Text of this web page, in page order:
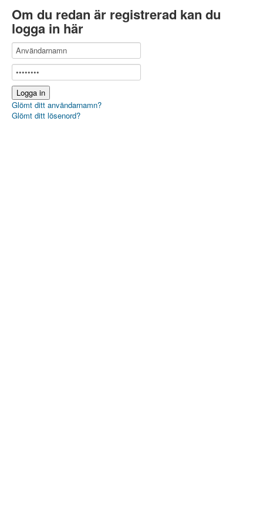
Om du redan är registrerad kan du
logga in här
Glömt ditt användarnamn?
Glömt ditt lösenord?